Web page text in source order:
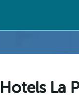
Hotels La